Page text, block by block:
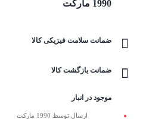
1990 مارکت
ضمانت سلامت فیزیکی کالا
ضمانت بازگشت کالا
موجود در انبار
ارسال توسط 1990 مارکت